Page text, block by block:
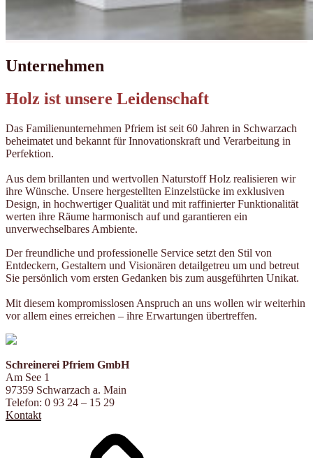
Unternehmen
Holz ist unsere Leidenschaft
Das Familienunternehmen Pfriem ist seit 60 Jahren in Schwarzach
beheimatet und bekannt für Innovationskraft und Verarbeitung in
Perfektion.
Aus dem brillanten und wertvollen Naturstoff Holz realisieren wir
ihre Wünsche. Unsere hergestellten Einzelstücke im exklusiven
Design, in hochwertiger Qualität und mit raffinierter Funktionalität
werten ihre Räume harmonisch auf und garantieren ein
unverwechselbares Ambiente.
Der freundliche und professionelle Service setzt den Stil von
Entdeckern, Gestaltern und Visionären detailgetreu um und betreut
Sie persönlich vom ersten Gedanken bis zum ausgeführten Unikat.
Mit diesem kompromisslosen Anspruch an uns wollen wir weiterhin
vor allem eines erreichen – ihre Erwartungen übertreffen.
Schreinerei Pfriem GmbH
Am See 1
97359 Schwarzach a. Main
Telefon: 0 93 24 – 15 29
Kontakt